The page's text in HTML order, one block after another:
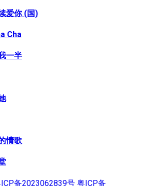
爱你 (国)
Cha
一半
情歌
备2023062839号 粤ICP备